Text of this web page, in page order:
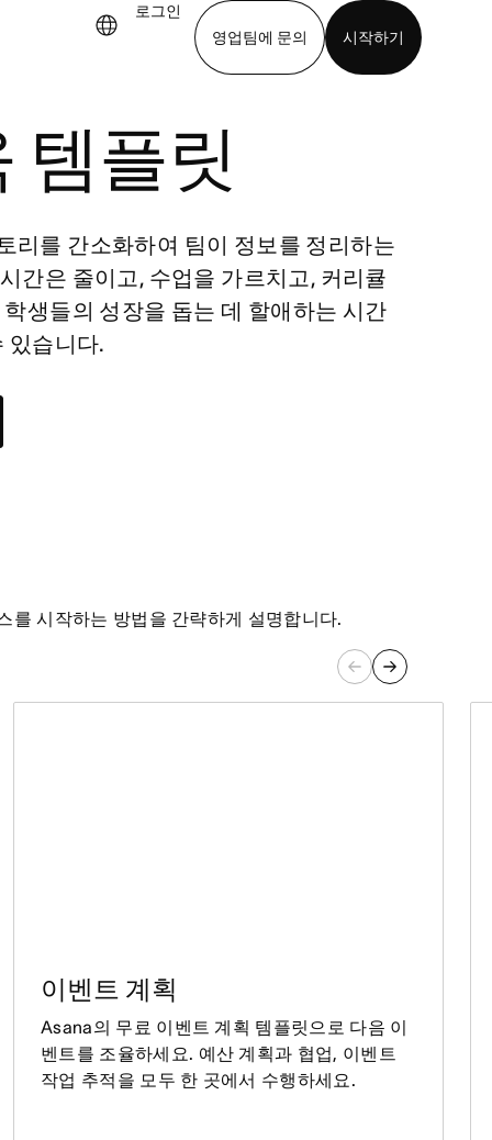
로그인
영업팀에 문의
시작하기
앱 다운로드
템플릿
리를 간소화하여 팀이 정보를 정리하는
간은 줄이고, 수업을 가르치고, 커리큘
생들의 성장을 돕는 데 할애하는 시간
있습니다.
를 시작하는 방법을 간략하게 설명합니다.
이벤트 계획
Asana의 무료 이벤트 계획 템플릿으로 다음 이
벤트를 조율하세요. 예산 계획과 협업, 이벤트
작업 추적을 모두 한 곳에서 수행하세요.